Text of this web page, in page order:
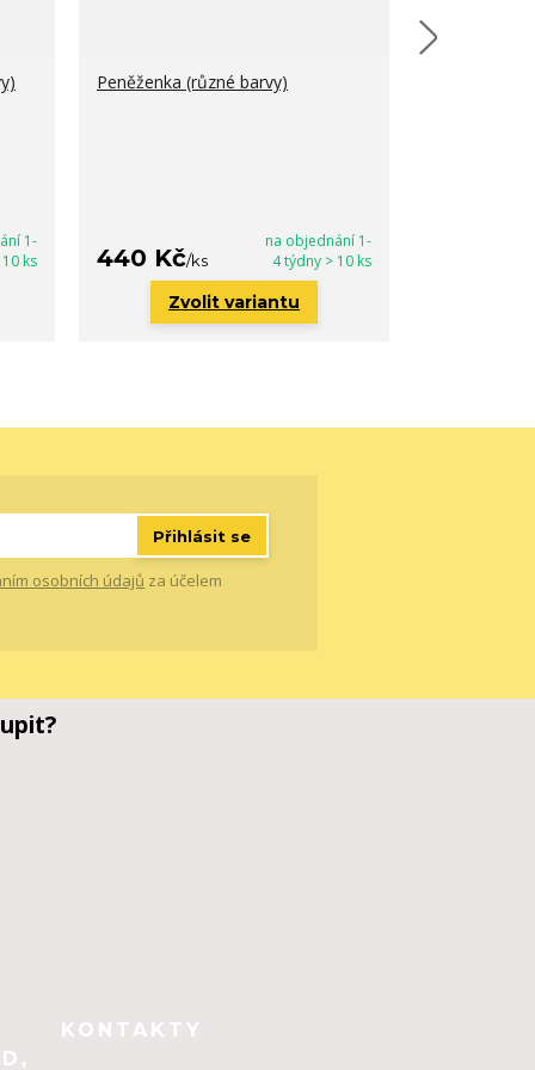
1-
ks
Peněženka (různé barvy)
440 Kč/ks
na objednání 1-
4 týdny > 10 ks
Zvolit variantu
Přihlásit se
osobních údajů za účelem
KONTAKTY